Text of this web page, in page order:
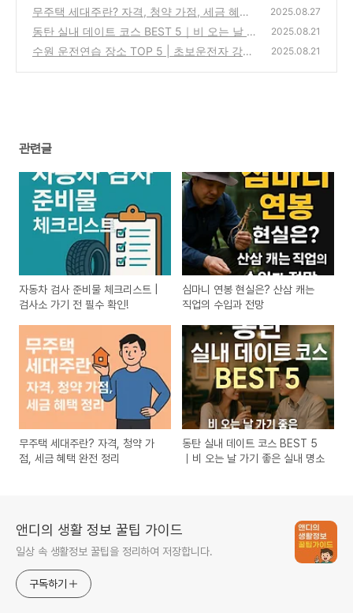
전망
(0)
무주택 세대주란? 자격, 청약 가점, 세금 혜택
완전 정리
(0)
2025.08.27
동탄 실내 데이트 코스 BEST 5｜비 오는 날 가
기 좋은 실내 명소
(0)
2025.08.21
수원 운전연습 장소 TOP 5 | 초보운전자 강추
2025.08.21
관련글
자동차 검사 준비물 체크리스트 |
검사소 가기 전 필수 확인!
심마니 연봉 현실은? 산삼 캐는
직업의 수입과 전망
무주택 세대주란? 자격, 청약 가
점, 세금 혜택 완전 정리
동탄 실내 데이트 코스 BEST 5
｜비 오는 날 가기 좋은 실내 명소
앤디의 생활 정보 꿀팁 가이드
일상 속 생활정보 꿀팁을 정리하여 저장합니다.
구독하기